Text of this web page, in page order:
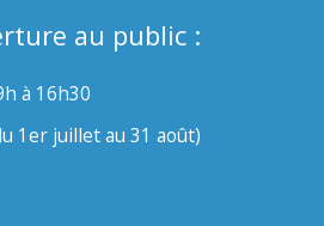
au public :
à 16h30
1er juillet au 31 août)